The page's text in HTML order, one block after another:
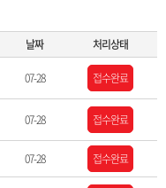
날짜 처리상태
07-28 접수완료
07-28 접수완료
07-28 접수완료